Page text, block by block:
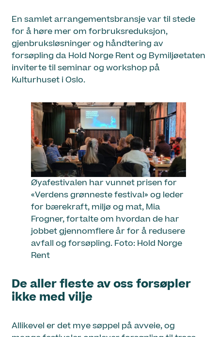
En samlet arrangementsbransje var til stede
for å høre mer om forbruksreduksjon,
gjenbruksløsninger og håndtering av
forsøpling da Hold Norge Rent og Bymiljøetaten
inviterte til seminar og workshop på
Kulturhuset i Oslo.
Øyafestivalen har vunnet prisen for
«Verdens grønneste festival» og leder
for bærekraft, miljø og mat, Mia
Frogner, fortalte om hvordan de har
jobbet gjennomflere år for å redusere
avfall og forsøpling. Foto: Hold Norge
Rent
De aller fleste av oss forsøpler
ikke med vilje
Allikevel er det mye søppel på avveie, og